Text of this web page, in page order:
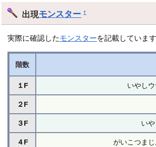
出現モンスター †
実際に確認したモンスターを記載しています
階数
１F いやし
２F
３F い
４F がいこつま